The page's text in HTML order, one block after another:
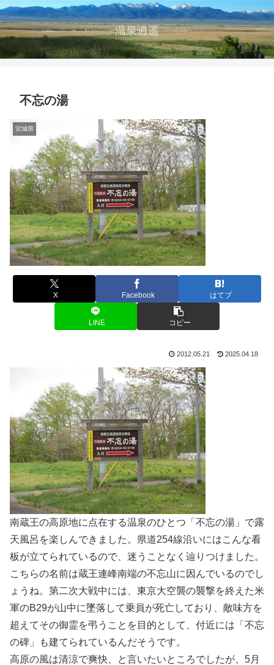
温泉逍遥
不忘の湯
宮城県
X Facebook はてブ
LINE コピー
2012.05.21 2025.04.18
南蔵王の高原地に点在する温泉のひとつ「不忘の湯」で露
天風呂を楽しんできました。県道254線沿いにはこんな看
板が立てられているので、迷うことなく辿りつけました。
こちらの名前は蔵王連峰南端の不忘山に因んでいるのでし
ょうね。第二次大戦中には、東京大空襲の襲撃を終えた米
軍のB29が山中に墜落して乗員が死亡しており、敵味方を
超えてその御霊を弔うことを目的として、付近には「不忘
の碑」も建てられているんだそうです。
高原の風は清涼で爽快、と言いたいところでしたが、5月